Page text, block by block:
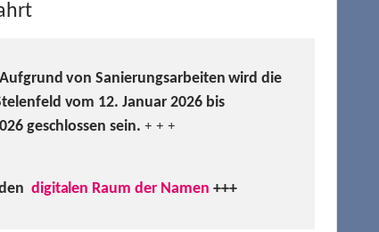
von Sanierungsarbeiten wird die
vom 12. Januar 2026 bis
geschlossen sein. + + +
digitalen Raum der Namen +++